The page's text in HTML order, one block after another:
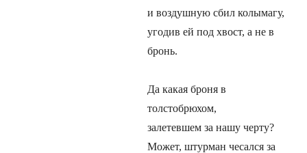
и воздушную сбил колымагу,
угодив ей под хвост, а не в
бронь.
Да какая броня в
толстобрюхом,
залетевшем за нашу черту?
Может, штурман чесался за